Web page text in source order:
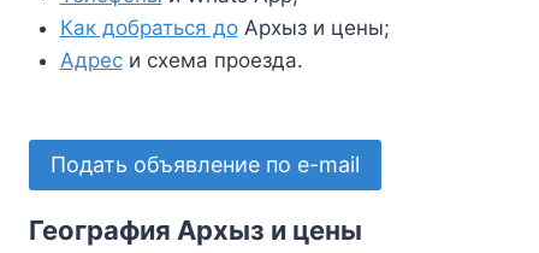
Как добраться доАрхыз и цены;
Адреси схема проезда.
Подать объявление по e-mail
География Архыз и цены